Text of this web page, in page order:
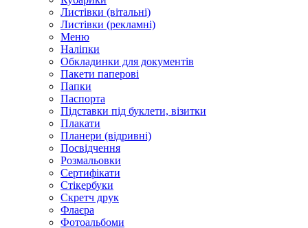
Листівки (вітальні)
Листівки (рекламні)
Меню
Наліпки
Обкладинки для документів
Пакети паперові
Папки
Паспорта
Підставки під буклети, візитки
Плакати
Планери (відривні)
Посвідчення
Розмальовки
Сертифікати
Стікербуки
Скретч друк
Флаєра
Фотоальбоми